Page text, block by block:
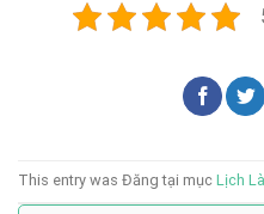
This entry was Đăng tại mục Lịch